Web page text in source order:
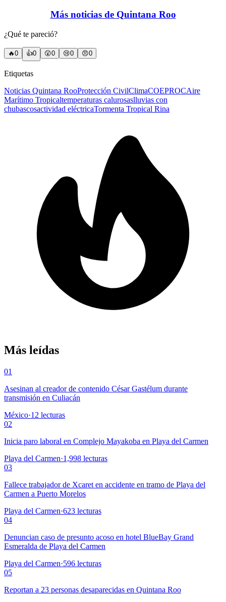
Más noticias de Quintana Roo
¿Qué te pareció?
🔥0 👍0 😲0 😢0 😠0
Etiquetas
Noticias Quintana RooProtección CivilClimaCOEPROCAire
Marítimo Tropicaltemperaturas calurosaslluvias con
chubascosactividad eléctricaTormenta Tropical Rina
Más leídas
01
Asesinan al creador de contenido César Gastélum durante
transmisión en Culiacán
México·12 lecturas
02
Inicia paro laboral en Complejo Mayakoba en Playa del Carmen
Playa del Carmen·1,998 lecturas
03
Fallece trabajador de Xcaret en accidente en tramo de Playa del
Carmen a Puerto Morelos
Playa del Carmen·623 lecturas
04
Denuncian caso de presunto acoso en hotel BlueBay Grand
Esmeralda de Playa del Carmen
Playa del Carmen·596 lecturas
05
Reportan a 23 personas desaparecidas en Quintana Roo